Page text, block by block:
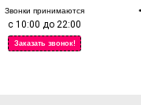
Заказать звонок!
Звонки принимаются
с 10:00 до 22:00